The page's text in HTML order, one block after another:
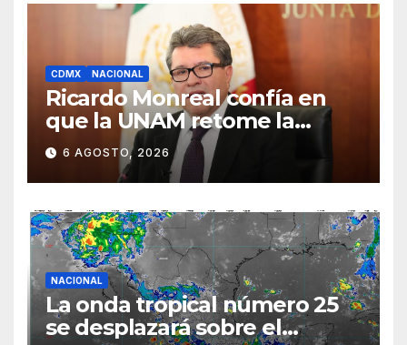
CDMX NACIONAL
Ricardo Monreal confía en
que la UNAM retome la
normalidad e inicie el
semestre mediante el
diálogo
6 AGOSTO, 2026
NACIONAL
La onda tropical número 25
se desplazará sobre el